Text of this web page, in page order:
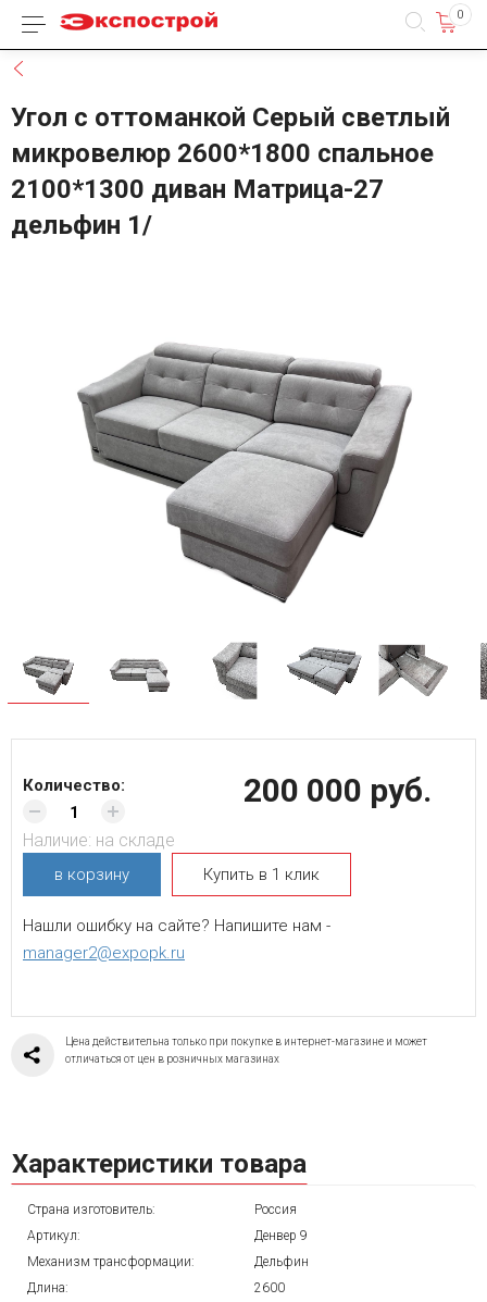
Каталог товаров 0
Угол с оттоманкой Серый светлый
микровелюр 2600*1800 спальное
2100*1300 диван Матрица-27
дельфин 1/
200 000 руб.
Количество:
Наличие: на складе
в корзину Купить в 1 клик
Нашли ошибку на сайте? Напишите нам -
manager2@expopk.ru
Цена действительна только при покупке в интернет-магазине и может
отличаться от цен в розничных магазинах
Характеристики товара
Страна изготовитель:
Россия
Артикул:
Денвер 9
Механизм трансформации:
Дельфин
Длина:
2600